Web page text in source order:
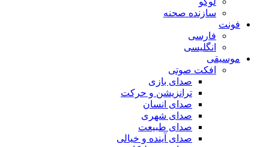
سازنده صحنه
فونت
فارسی
انگلیسی
موسیقی
افکت صوتی
صدای بازی
ترانزیشن و حرکت
صدای انسان
صدای شهری
صدای طبیعت
صدای آینده و خیالی